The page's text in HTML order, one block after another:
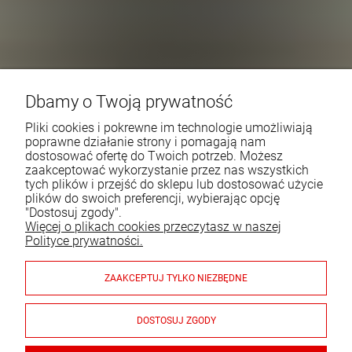
Dbamy o Twoją prywatność
Pliki cookies i pokrewne im technologie umożliwiają
poprawne działanie strony i pomagają nam
dostosować ofertę do Twoich potrzeb. Możesz
zaakceptować wykorzystanie przez nas wszystkich
tych plików i przejść do sklepu lub dostosować użycie
plików do swoich preferencji, wybierając opcję
"Dostosuj zgody".
Więcej o plikach cookies przeczytasz w naszej
Polityce prywatności.
ZAAKCEPTUJ TYLKO NIEZBĘDNE
DOSTOSUJ ZGODY